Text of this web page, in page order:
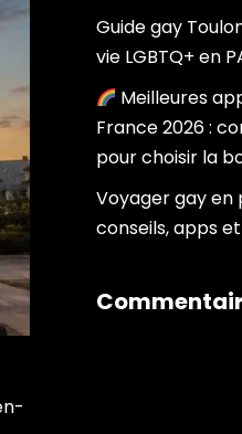
Guide gay
vie LGBTQ+ en
Meilleures
France 2026 :
pour choisir la
Voyager gay en
conseils, apps